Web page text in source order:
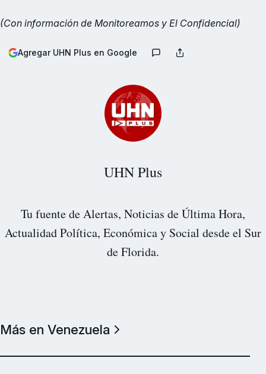
(Con información de Monitoreamos y El Confidencial)
Agregar UHN Plus en Google
UHN Plus
Tu fuente de Alertas, Noticias de Última Hora,
Actualidad Política, Económica y Social desde el Sur
de Florida.
Más en Venezuela